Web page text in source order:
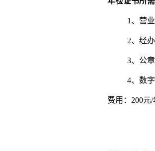
1、营业执
2、经办人
3、公章
4、数字证
费用：200元/